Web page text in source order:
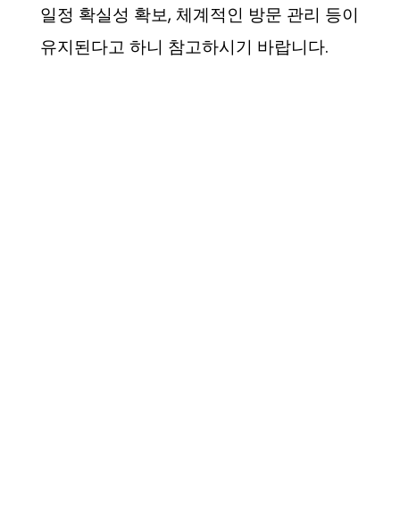
일정 확실성 확보, 체계적인 방문 관리 등이
유지된다고 하니 참고하시기 바랍니다.